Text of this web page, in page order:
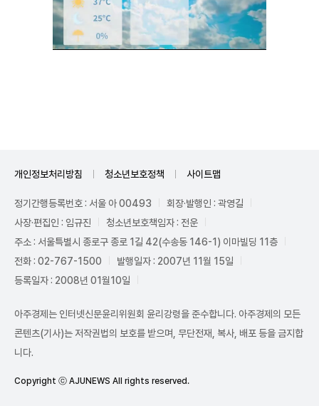
개인정보처리방침 청소년보호정책 사이트맵
정기간행등록번호 : 서울 아 00493
회장·발행인 : 곽영길
사장·편집인 : 임규진
청소년보호책임자 : 전운
주소 : 서울특별시 종로구 종로 1길 42(수송동 146-1) 이마빌딩 11층
전화 : 02-767-1500
발행일자 : 2007년 11월 15일
등록일자 : 2008년 01월10일
아주경제는 인터넷신문윤리위원회 윤리강령을 준수합니다. 아주경제의 모든
콘텐츠(기사)는 저작권법의 보호를 받으며, 무단전재, 복사, 배포 등을 금지합
니다.
Copyright ⓒ AJUNEWS All rights reserved.